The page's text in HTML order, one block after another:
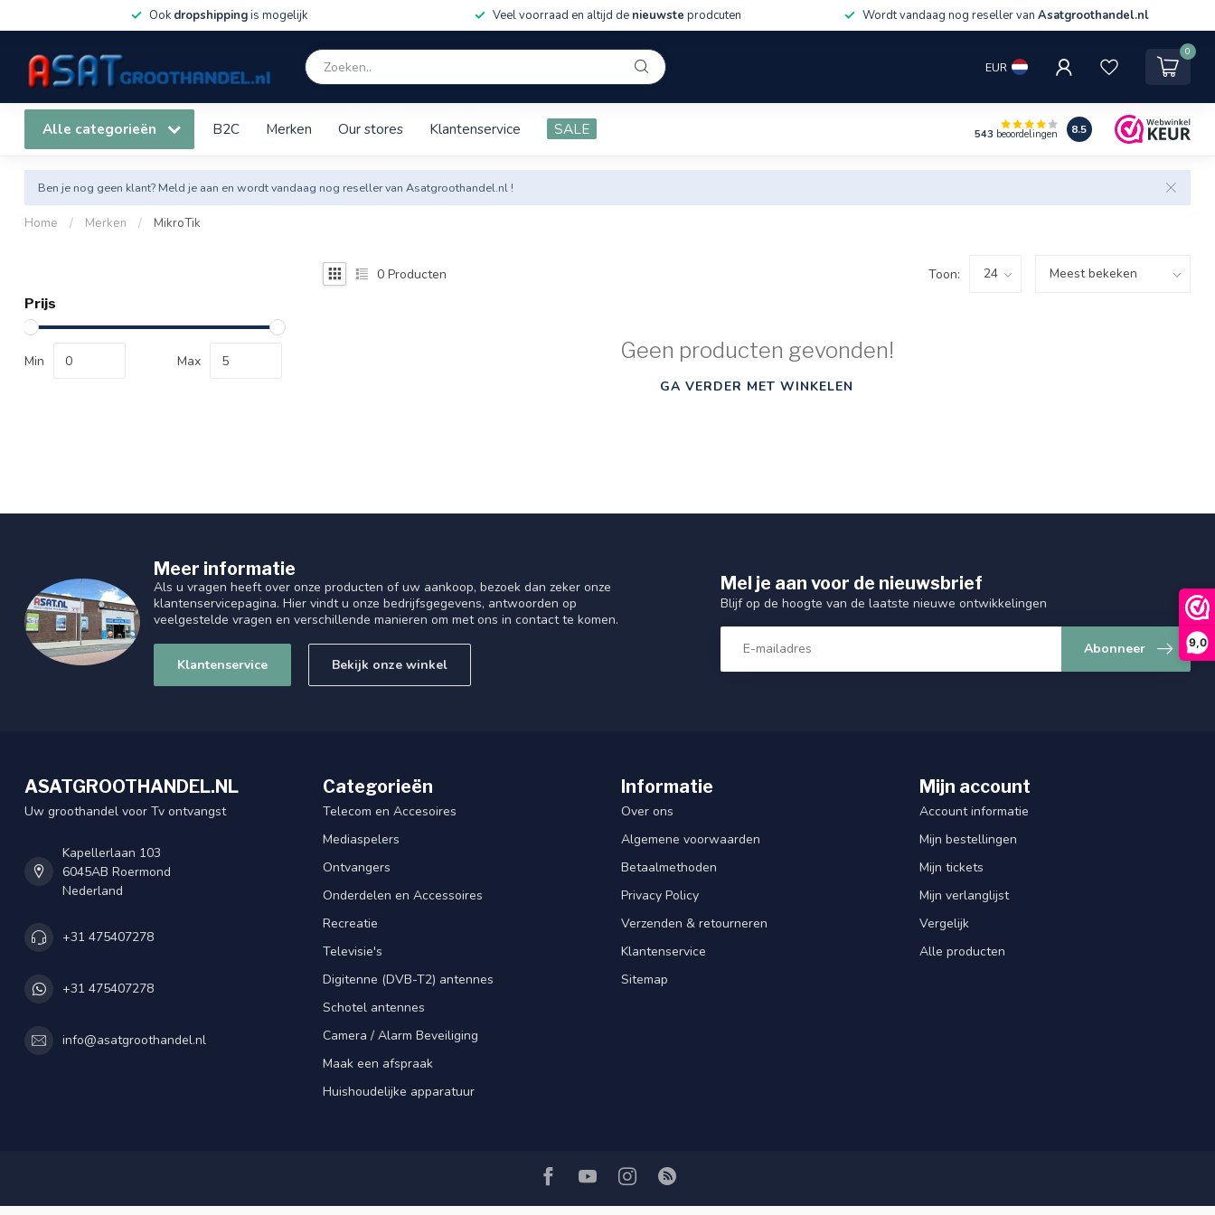
9,0
Ook dropshippingis mogelijk Veel voorraad en altijd de nieuwste prodcuten Wordt vandaag nog reseller van Asatgroothandel.nl
EUR
0
Alle categorieën B2C Merken Our stores Klantenservice SALE 543 beoordelingen 8.5
Ben je nog geen klant? Meld je aan en wordt vandaag nog reseller van Asatgroothandel.nl !
Home / Merken / MikroTik
Prijs
Min Max
0 Producten Toon:
Geen producten gevonden!
GA VERDER MET WINKELEN
Meer informatie
Als u vragen heeft over onze producten of uw aankoop, bezoek dan zeker onze
klantenservicepagina. Hier vindt u onze bedrijfsgegevens, antwoorden op
veelgestelde vragen en verschillende manieren om met ons in contact te komen.
Klantenservice Bekijk onze winkel
Mel je aan voor de nieuwsbrief
Blijf op de hoogte van de laatste nieuwe ontwikkelingen
Abonneer
ASATGROOTHANDEL.NL
Uw groothandel voor Tv ontvangst
Kapellerlaan 103
6045AB Roermond
Nederland
+31 475407278
+31 475407278
info@asatgroothandel.nl
Categorieën
Telecom en Accesoires
Mediaspelers
Ontvangers
Onderdelen en Accessoires
Recreatie
Televisie's
Digitenne (DVB-T2) antennes
Schotel antennes
Camera / Alarm Beveiliging
Maak een afspraak
Huishoudelijke apparatuur
Informatie
Over ons
Algemene voorwaarden
Betaalmethoden
Privacy Policy
Verzenden & retourneren
Klantenservice
Sitemap
Mijn account
Account informatie
Mijn bestellingen
Mijn tickets
Mijn verlanglijst
Vergelijk
Alle producten